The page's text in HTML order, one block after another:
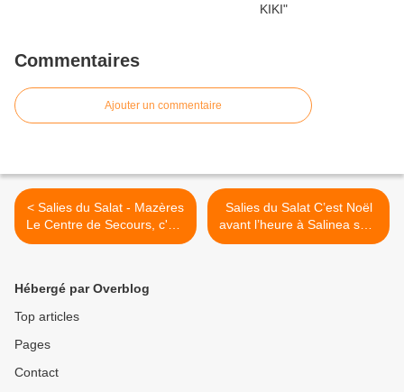
Commentaires
Ajouter un commentaire
< Salies du Salat - Mazères
Le Centre de Secours, c'est
quoi?
Salies du Salat C’est Noël
avant l’heure à Salinea spa.
>
Hébergé par Overblog
Top articles
Pages
Contact